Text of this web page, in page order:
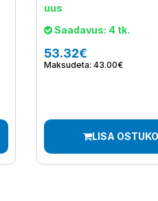
uus
Saadavus: 4 tk.
53.32€
Maksudeta: 43.00€
LISA